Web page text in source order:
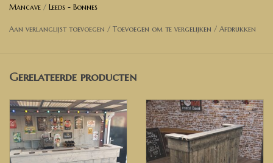
✅ Kies een kleur
✅ Kies de opties
✅ Wil je een andere afmeting? Neem dan contact met ons op
Afmetingen Bar op foto:
Breedte 160 cm
Mancave / Leeds - Bonnes
Aan verlanglijst toevoegen / Toevoegen om te vergelijken / Afdrukken
Gerelateerde producten